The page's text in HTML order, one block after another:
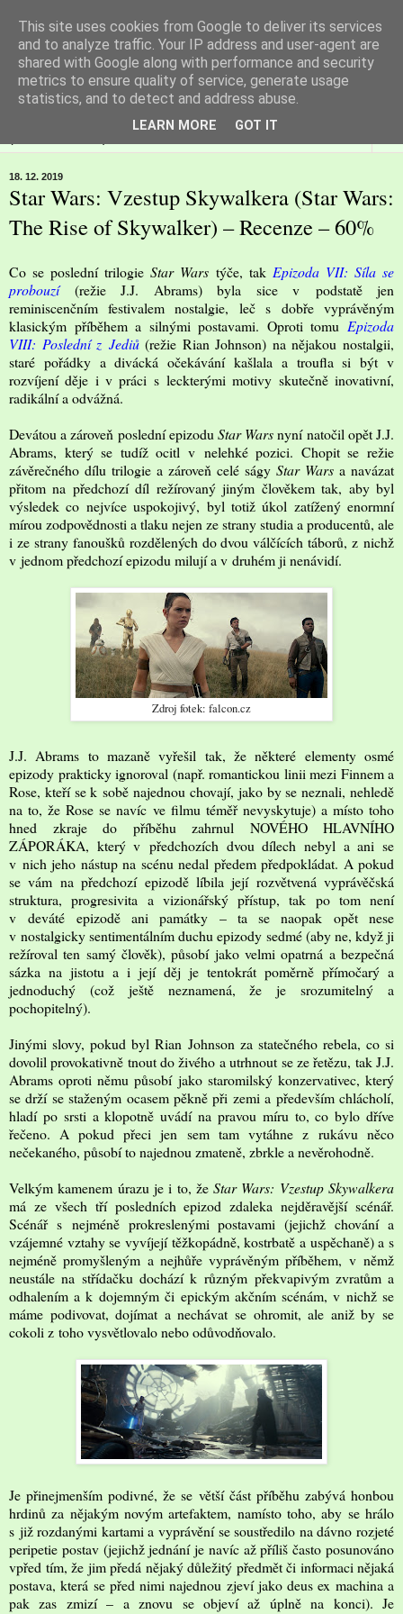
Filmspot
Recenze Honzy Vargy na filmové novinky v kinech
18. 12. 2019
Star Wars: Vzestup Skywalkera (Star Wars:
The Rise of Skywalker) – Recenze – 60%
Co se poslední trilogieStar Wars týče, tak Epizoda VII: Síla se
probouzí(režie J.J. Abrams) byla sice v podstatě jen
reminiscenčním festivalem nostalgie, leč s dobře vyprávěným
klasickým příběhem a silnými postavami. Oproti tomu Epizoda
VIII: Poslední z Jediů(režie Rian Johnson) na nějakou nostalgii,
staré pořádky a divácká očekávání kašlala a troufla si být v
rozvíjení děje i v práci s leckterými motivy skutečně inovativní,
radikální a odvážná.
Devátou a zároveň poslední epizodu Star Warsnyní natočil opět J.J.
Abrams, který se tudíž ocitl v nelehké pozici. Chopit se režie
závěrečného dílu trilogie a zároveň celé ságy Star Wars a navázat
přitom na předchozí díl režírovaný jiným člověkem tak, aby byl
výsledek co nejvíce uspokojivý, byl totiž úkol zatížený enormní
mírou zodpovědnosti a tlaku nejen ze strany studia a producentů, ale
i ze strany fanoušků rozdělených do dvou válčících táborů, z nichž
v jednom předchozí epizodu milují a v druhém ji nenávidí.
Zdroj fotek: falcon.cz
J.J. Abrams to mazaně vyřešil tak, že některé elementy osmé
epizody prakticky ignoroval (např. romantickou linii mezi Finnem a
Rose, kteří se k sobě najednou chovají, jako by se neznali, nehledě
na to, že Rose se navíc ve filmu téměř nevyskytuje) a místo toho
hned zkraje do příběhu zahrnul NOVÉHO HLAVNÍHO
ZÁPORÁKA, který v předchozích dvou dílech nebyl a ani se
v nich jeho nástup na scénu nedal předem předpokládat. A pokud
se vám na předchozí epizodě líbila její rozvětvená vyprávěčská
struktura, progresivita a vizionářský přístup, tak po tom není
v deváté epizodě ani památky – ta se naopak opět nese
v nostalgicky sentimentálním duchu epizody sedmé (aby ne, když ji
režíroval ten samý člověk), působí jako velmi opatrná a bezpečná
sázka na jistotu a i její děj je tentokrát poměrně přímočarý a
jednoduchý (což ještě neznamená, že je srozumitelný a
pochopitelný).
Jinými slovy, pokud byl Rian Johnson za statečného rebela, co si
dovolil provokativně tnout do živého a utrhnout se ze řetězu, tak J.J.
Abrams oproti němu působí jako staromilský konzervativec, který
se drží se staženým ocasem pěkně při zemi a především chlácholí,
hladí po srsti a klopotně uvádí na pravou míru to, co bylo dříve
řečeno. A pokud přeci jen sem tam vytáhne z rukávu něco
nečekaného, působí to najednou zmateně, zbrkle a nevěrohodně.
Velkým kamenem úrazu je i to, žeStar Wars: Vzestup Skywalkera
má ze všech tří posledních epizod zdaleka nejděravější scénář.
Scénář s nejméně prokreslenými postavami (jejichž chování a
vzájemné vztahy se vyvíjejí těžkopádně, kostrbatě a uspěchaně) a s
nejméně promyšleným a nejhůře vyprávěným příběhem, v němž
neustále na střídačku dochází k různým překvapivým zvratům a
odhalením a k dojemným či epickým akčním scénám, v nichž se
máme podivovat, dojímat a nechávat se ohromit, ale aniž by se
cokoli z toho vysvětlovalo nebo odůvodňovalo.
Je přinejmenším podivné, že se větší část příběhu zabývá honbou
hrdinů za nějakým novým artefaktem, namísto toho, aby se hrálo
s již rozdanými kartami a vyprávění se soustředilo na dávno rozjeté
peripetie postav (jejichž jednání je navíc až příliš často posunováno
vpřed tím, že jim předá nějaký důležitý předmět či informaci nějaká
postava, která se před nimi najednou zjeví jako deus ex machina a
pak zas zmizí – a znovu se objeví až úplně na konci). Je
This site uses cookies from Google to deliver its services
and to analyze traffic. Your IP address and user-agent are
shared with Google along with performance and security
metrics to ensure quality of service, generate usage
statistics, and to detect and address abuse.
LEARN MORE GOT IT